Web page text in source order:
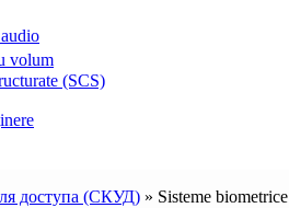
volum
(SCS)
доступа (СКУД) » Sisteme biometrice